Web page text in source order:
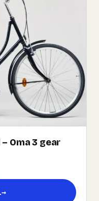
Oma 3 gear
→